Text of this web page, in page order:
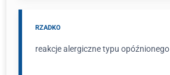
RZADKO
reakcje alergiczne typu opóźnionego